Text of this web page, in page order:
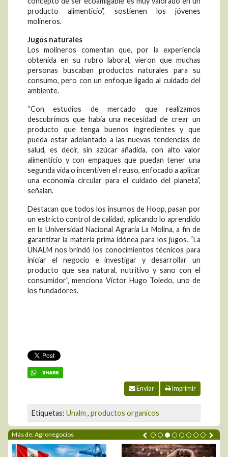
producto alimenticio”, sostienen los jóvenes
molineros.
Jugos naturales
Los molineros comentan que, por la experiencia
obtenida en su rubro laboral, vieron que muchas
personas buscaban productos naturales para su
consumo, pero con un enfoque ligado al cuidado del
ambiente.
“Con estudios de mercado que realizamos
descubrimos que había una necesidad de crear un
producto que tenga buenos ingredientes y que
pueda estar adelantado a las nuevas tendencias de
salud, es decir, sin azúcar añadida, con alto valor
alimenticio y con empaques que puedan tener una
segunda vida o incentiven el reuso, enfocado a aplicar
una economía circular para el cuidado del planeta”,
señalan.
Destacan que todos los insumos de Hoop, pasan por
un estricto control de calidad, aplicando lo aprendido
en la Universidad Nacional Agraria La Molina, a fin de
garantizar la materia prima idónea para los jugos. “La
UNALM nos brindó los conocimientos técnicos para
iniciar el negocio e investigar y desarrollar un
producto que sea natural, nutritivo y sano con el
consumidor”, menciona Víctor Hugo Toledo, uno de
los fundadores.
Enviar Imprimir
Etiquetas: Unalm , productos organicos
Más de: Agronegocios